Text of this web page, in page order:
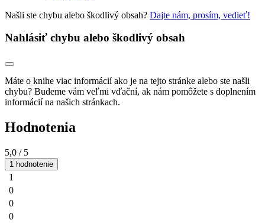
Našli ste chybu alebo škodlivý obsah? Dajte nám, prosím, vedieť!
Nahlásiť chybu alebo škodlivý obsah
Máte o knihe viac informácií ako je na tejto stránke alebo ste našli
chybu? Budeme vám veľmi vďační, ak nám pomôžete s doplnením
informácií na našich stránkach.
Hodnotenia
5,0 / 5
1 hodnotenie
1
0
0
0